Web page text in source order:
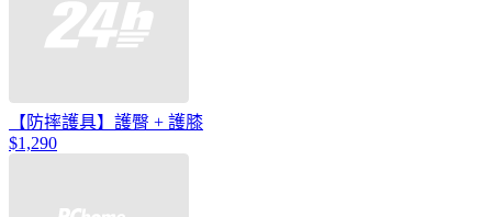
【防摔護具】護臀 + 護膝
$1,290